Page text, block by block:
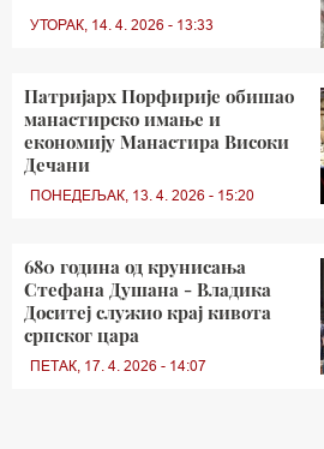
УТОРАК, 14. 4. 2026 - 13:33
Патријарх Порфирије обишао
манастирско имање и
економију Манастира Високи
Дечани
ПОНЕДЕЉАК, 13. 4. 2026 - 15:20
680 година од крунисања
Стефана Душана - Владика
Доситеј служио крај кивота
српског цара
ПЕТАК, 17. 4. 2026 - 14:07